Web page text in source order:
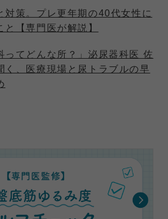
対策。プレ更年期の40代女性に
と【専門医が解説】
ってどんな所？」泌尿器科医 佐
く、医療現場と尿トラブルの早